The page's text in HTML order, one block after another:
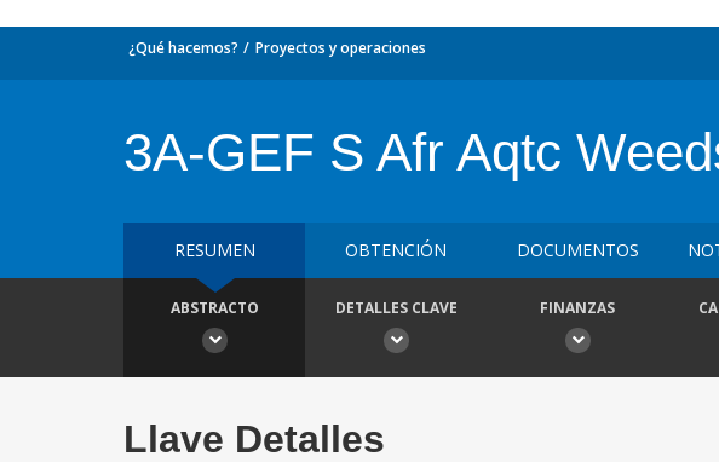
¿Qué hacemos? Proyectos y operaciones
3A-GEF S Afr Aqtc
RESUMEN OBTENCIÓN DOCUMENTOS
ABSTRACTO DETALLES CLAVE FINANZAS
Llave Detalles